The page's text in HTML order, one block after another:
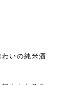
いの純米酒